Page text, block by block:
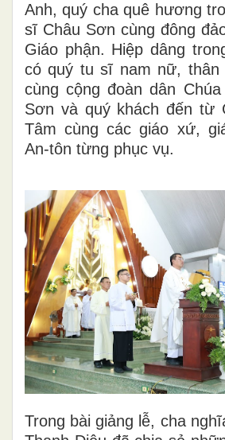
Anh, quý cha quê hương
sĩ Châu Sơn cùng đông
Giáo phận. Hiệp dâng
có quý tu sĩ nam nữ, thân
cùng cộng đoàn dân
Sơn và quý khách đến từ
Tâm cùng các giáo xứ,
An-tôn từng phục vụ.
Trong bài giảng lễ, cha